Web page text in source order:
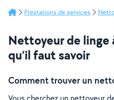
Prestations de services
Nettoyeur de linge
qu’il faut savoir
Comment trouver un